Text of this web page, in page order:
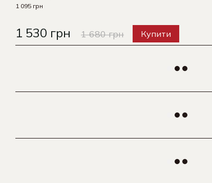
1 095 грн
1 530 грн 1 680 грн Купити